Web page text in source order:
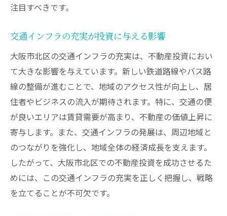
注目すべきです。
交通インフラの充実が投資に与える影響
大阪市北区の交通インフラの充実は、不動産投資におい
て大きな影響を与えています。新しい鉄道路線やバス路
線の整備が進むことで、地域のアクセス性が向上し、居
住者やビジネスの流入が期待されます。特に、交通の便
が良いエリアは賃貸需要が高まり、不動産の価値上昇に
寄与します。また、交通インフラの発展は、周辺地域と
のつながりを強化し、地域全体の経済成長を支えます。
したがって、大阪市北区での不動産投資を成功させるた
めには、この交通インフラの充実を正しく把握し、戦略
を立てることが不可欠です。